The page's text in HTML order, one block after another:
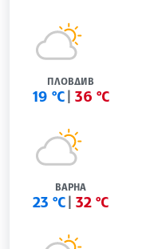
ПЛОВДИВ
19 °C 36 °C
ВАРНА
23 °C 32 °C